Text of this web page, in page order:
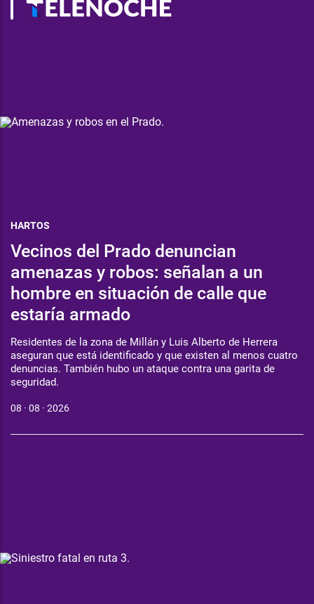
HARTOS
Vecinos del Prado denuncian
amenazas y robos: señalan a un
hombre en situación de calle que
estaría armado
Residentes de la zona de Millán y Luis Alberto de Herrera
aseguran que está identificado y que existen al menos cuatro
denuncias. También hubo un ataque contra una garita de
seguridad.
08 · 08 · 2026